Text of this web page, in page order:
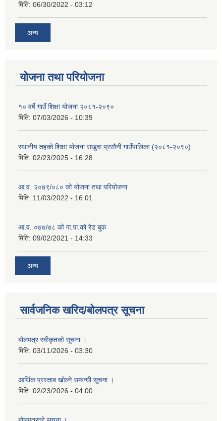
मिति: 06/30/2022 - 03:12
अन्य
योजना तथा परियोजना
१० वर्षे गाउँ शिक्षा योजना २०८१-२०९०
मिति: 07/03/2026 - 10:39
स्थानीय तहको शिक्षा योजना सखुवा प्रसौनी गाउँपालिका (२०८१-२०९०)
मिति: 02/23/2025 - 16:28
आ.व. २०७९/०८० को योजना तथा परियोजना
मिति: 11/03/2022 - 16:01
आ.व. ०७७/७८ को गा.पा.को रेड बुक
मिति: 09/02/2021 - 14:33
अन्य
सार्वजनिक खरिद/बोलपत्र सूचना
बोलपत्र स्वीकृतको सूचना ।
मिति: 03/11/2026 - 03:30
आर्थिक प्रस्ताब खोल्ने सम्बन्धी सूचना ।
मिति: 02/23/2026 - 04:00